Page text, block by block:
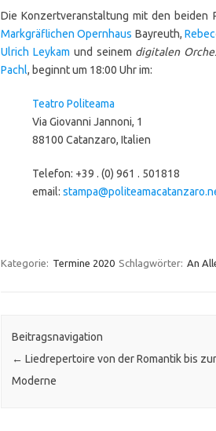
Die Konzertveranstaltung mit den beiden
Markgräflichen Opernhaus Bayreuth,
Ulrich Leykam und seinem digitalen
Pachl, beginnt um 18:00 Uhr im:
Teatro Politeama
Via Giovanni Jannoni, 1
88100 Catanzaro, Italien
Telefon: +39 . (0) 961 . 501818
email:
Kategorie: Termine 2020 Schlagwörter: An
Beitragsnavigation
← Liedrepertoire von der Romantik bis zur
Moderne